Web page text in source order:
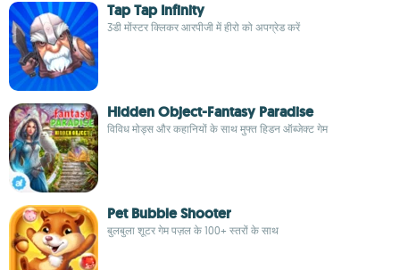
Tap Tap Infinity
3डी मोंस्टर क्लिकर आरपीजी में हीरो को अपग्रेड करें
Hidden Object-Fantasy Paradise
विविध मोड्स और कहानियों के साथ मुफ्त हिडन ऑब्जेक्ट गेम
Pet Bubble Shooter
बुलबुला शूटर गेम पज़ल के 100+ स्तरों के साथ